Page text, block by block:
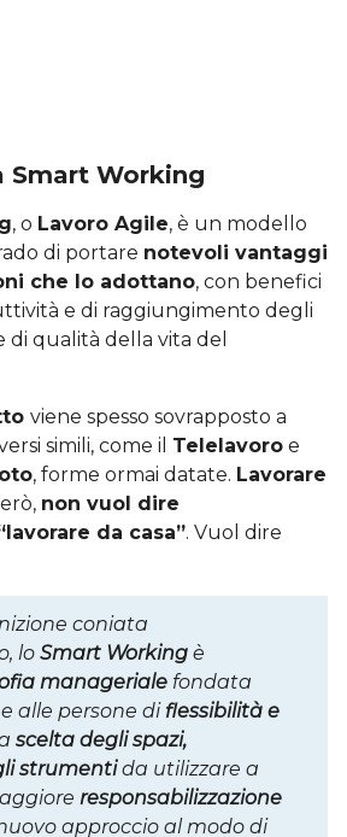
Smart Working
, o Lavoro Agile, è un modello
di portare notevoli vantaggi
che lo adottano, con benefici
e di raggiungimento degli
di qualità della vita del
viene spesso sovrapposto a
simili, come il Telelavoro e
, forme ormai datate. Lavorare
non vuol dire
da casa”. Vuol dire
coniata
lo Smart Working è
manageriale fondata
alle persone di flessibilità e
scelta degli spazi,
strumentida utilizzare a
responsabilizzazione
approccio al modo di